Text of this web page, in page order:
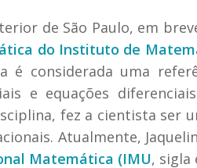
de São Paulo, em
do Instituto de
é considerada uma
e equações
fez a cientista ser
Atualmente,
Matemática (IMU, sigla